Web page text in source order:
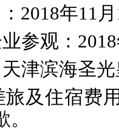
2018年11
参观：
津滨海圣
旅及住宿费